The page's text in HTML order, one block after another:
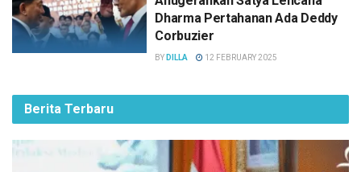
Dharma Pertahanan Ada Deddy
Corbuzier
BY DILLA 12 FEBRUARY 2025
Berita Terbaru